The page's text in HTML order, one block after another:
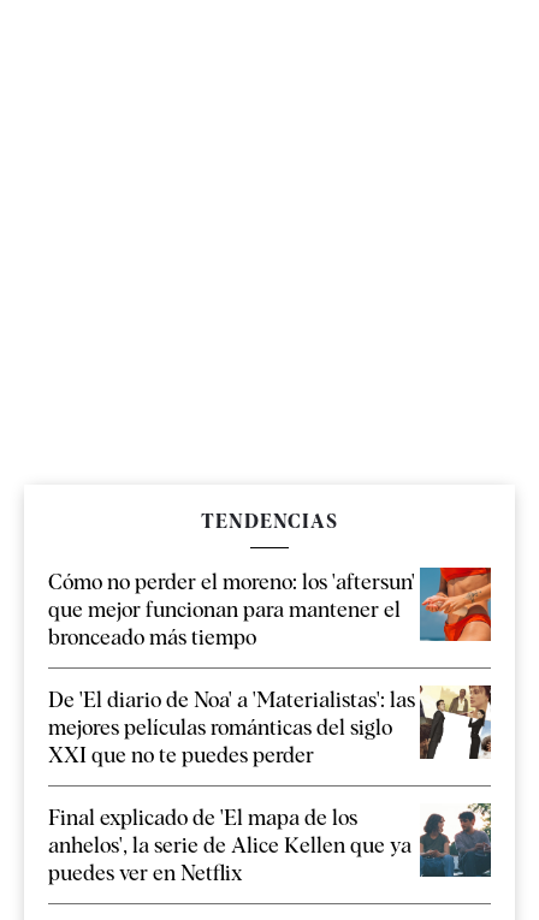
TENDENCIAS
Cómo no perder el moreno: los 'aftersun'
que mejor funcionan para mantener el
bronceado más tiempo
De 'El diario de Noa' a 'Materialistas': las
mejores películas románticas del siglo
XXI que no te puedes perder
Final explicado de 'El mapa de los
anhelos', la serie de Alice Kellen que ya
puedes ver en Netflix